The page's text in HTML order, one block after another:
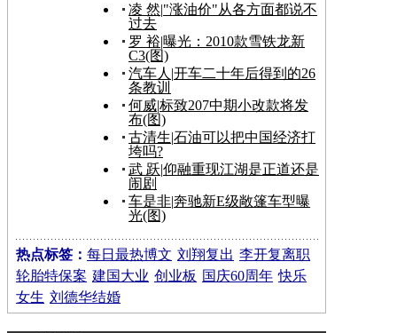
凌 然|"涨油价"从各方面都说不
过去
罗 裕|曝光：2010款雪铁龙新
C3(图)
汽车人 |开车二十年后得到的26
条教训
何威|标致207中期小改款将发
布(图)
古清生|石油可以把中国经济打
垮吗?
武 跃|仰融重现江湖是正道还是
闹剧
车是非|奔驰新E级敞篷车型曝
光(图)
热点标签： 每日最热博文 刘翔复出 李开复离职
轮胎特保案 建国大业 创业板 国庆60周年 快乐
女生 刘德华结婚